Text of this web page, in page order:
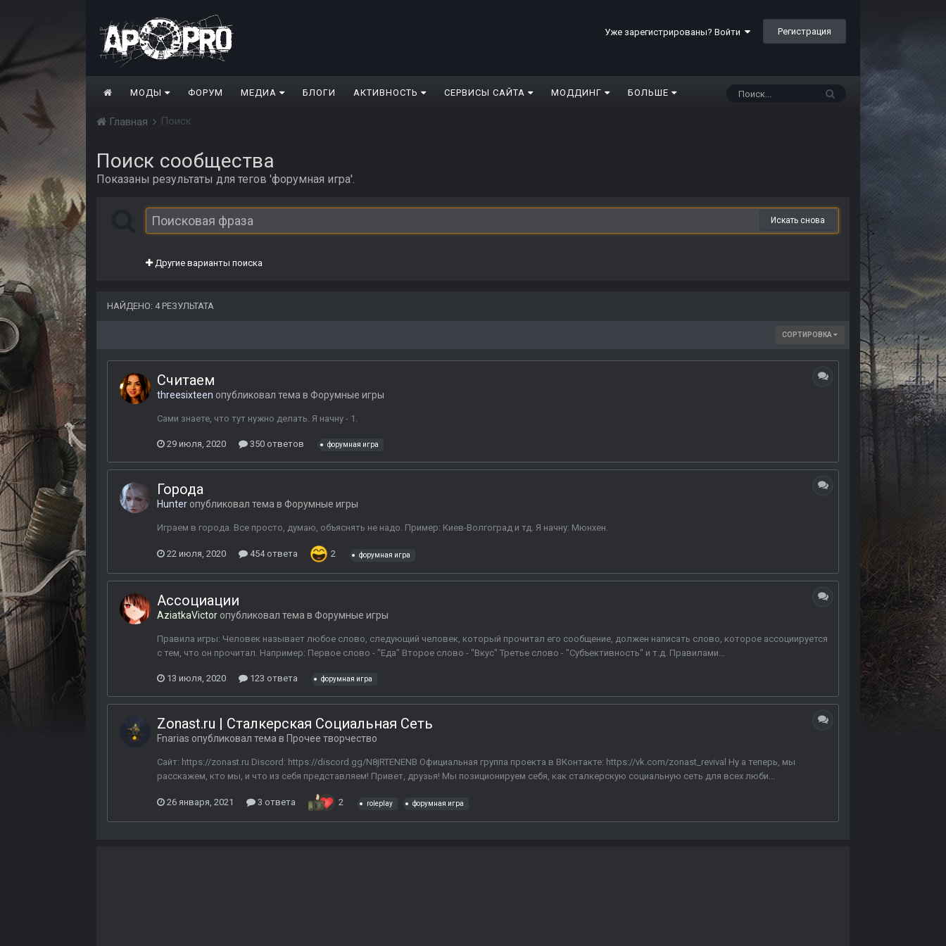
Уже зарегистрированы? Войти Регистрация
МОДЫ ФОРУМ МЕДИА БЛОГИ АКТИВНОСТЬ СЕРВИСЫ САЙТА МОДДИНГ БОЛЬШЕ
Главная Поиск
Поиск сообщества
Показаны результаты для тегов 'форумная игра'.
Искать снова
Другие варианты поиска
НАЙДЕНО: 4 РЕЗУЛЬТАТА
СОРТИРОВКА
Считаем
threesixteen опубликовал тема в Форумные игры
Сами знаете, что тут нужно делать. Я начну - 1.
29 июля, 2020 350 ответов форумная игра
Города
Hunter опубликовал тема в Форумные игры
Играем в города. Все просто, думаю, объяснять не надо. Пример: Киев-Волгоград и тд. Я начну: Мюнхен.
22 июля, 2020 454 ответа 2 форумная игра
Ассоциации
AziatkaVictor опубликовал тема в Форумные игры
Правила игры: Человек называет любое слово, следующий человек, который прочитал его сообщение, должен написать слово, которое ассоциируется
с тем, что он прочитал. Например: Первое слово - "Еда" Второе слово - "Вкус" Третье слово - "Субъективность" и т.д. Правилами...
13 июля, 2020 123 ответа форумная игра
Zonast.ru | Сталкерская Социальная Сеть
Fnarias опубликовал тема в Прочее творчество
Сайт: https://zonast.ru Discord: https://discord.gg/N8jRTENENB Официальная группа проекта в ВКонтакте: https://vk.com/zonast_revival Ну а теперь, мы
расскажем, кто мы, и что из себя представляем! Привет, друзья! Мы позиционируем себя, как сталкерскую социальную сеть для всех люби...
26 января, 2021 3 ответа 2 roleplay форумная игра